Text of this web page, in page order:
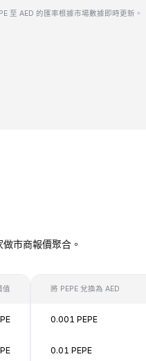
至 AED 的匯率根據市場數據即時更新。
市商報價聚合。
值 將 PEPE 兌換為 AED
0.001 PEPE
0.01 PEPE